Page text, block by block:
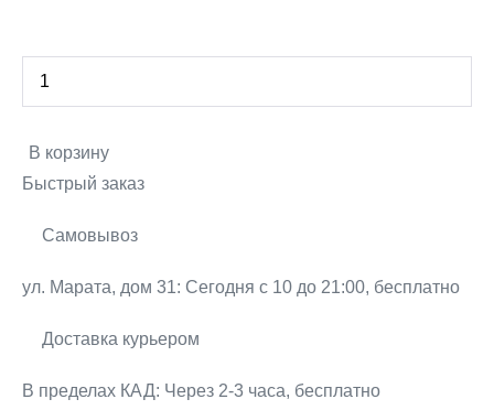
810 р..
Decrease
quantity
товара
256GB
White
Increase
quantity
В корзину
Быстрый заказ
Самовывоз
ул. Марата, дом 31: Сегодня с 10 до 21:00, бесплатно
Доставка курьером
В пределах КАД: Через 2-3 часа, бесплатно